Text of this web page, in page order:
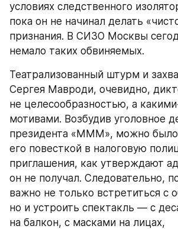
условиях следственного
пока он не начинал делать
признания. В СИЗО Москвы
немало таких обвиняемых.
Театрализованный штурм и
Сергея Мавроди, очевидно,
не целесообразностью, а
мотивами. Возбудив уголовное
президента «МММ», можно было
его повесткой в налоговую
приглашения, как утверждают
он не получал. Следовательно,
важно не только встретиться с
но и устроить спектакль — с
на балкон, с масками на лицах,